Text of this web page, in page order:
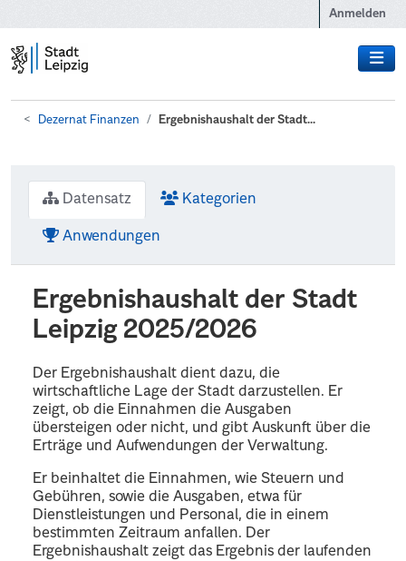
Anmelden
Dezernat Finanzen Ergebnishaushalt der Stadt...
Datensatz Kategorien
Anwendungen
Ergebnishaushalt der Stadt
Leipzig 2025/2026
Der Ergebnishaushalt dient dazu, die
wirtschaftliche Lage der Stadt darzustellen. Er
zeigt, ob die Einnahmen die Ausgaben
übersteigen oder nicht, und gibt Auskunft über die
Erträge und Aufwendungen der Verwaltung.
Er beinhaltet die Einnahmen, wie Steuern und
Gebühren, sowie die Ausgaben, etwa für
Dienstleistungen und Personal, die in einem
bestimmten Zeitraum anfallen. Der
Ergebnishaushalt zeigt das Ergebnis der laufenden